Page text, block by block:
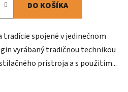
DO KOŠÍKA
tradície spojené v jedinečnom
vyrábaný tradičnou technikou
prístroja a s použitím...